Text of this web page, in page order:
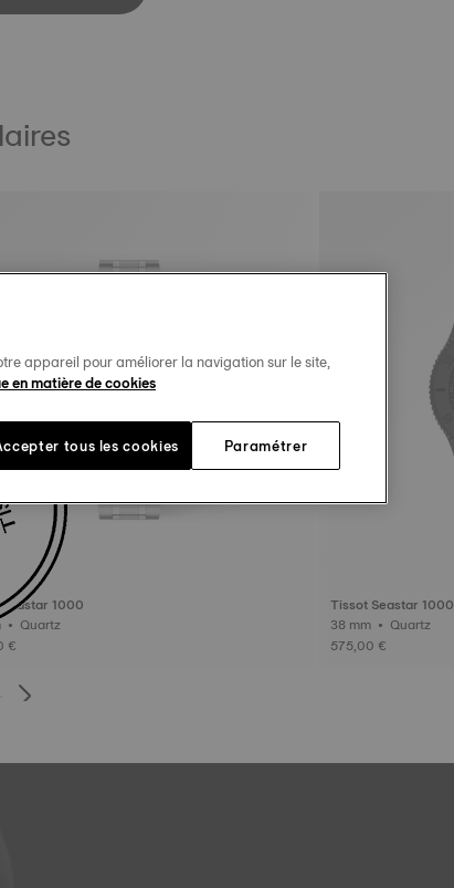
1000
38 mm • Quartz
€
Tissot Seastar 1000
38 mm • Quartz
575,00 €
appareil pour améliorer la navigation sur le site,
en matière de cookies
Paramétrer
tous les cookies